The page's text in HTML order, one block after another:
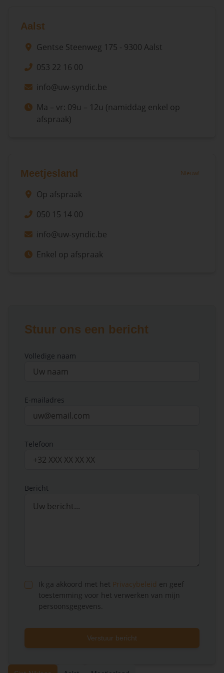
Aalst
Gentse Steenweg 175 - 9300 Aalst
053 22 16 00
info@uw-syndic.be
Ma – vr: 09u – 12u (namiddag enkel op
afspraak)
Meetjesland Nieuw!
Op afspraak
050 15 14 00
info@uw-syndic.be
Enkel op afspraak
Stuur ons een bericht
Volledige naam
E-mailadres
Telefoon
Bericht
Ik ga akkoord met het Privacybeleid en geef
toestemming voor het verwerken van mijn
persoonsgegevens.
Verstuur bericht